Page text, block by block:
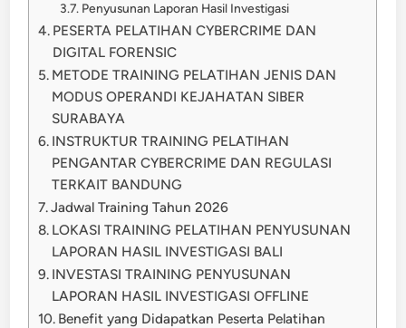
Penyusunan Laporan Hasil Investigasi
PESERTA PELATIHAN CYBERCRIME DAN
DIGITAL FORENSIC
METODE TRAINING PELATIHAN JENIS DAN
MODUS OPERANDI KEJAHATAN SIBER
SURABAYA
INSTRUKTUR TRAINING PELATIHAN
PENGANTAR CYBERCRIME DAN REGULASI
TERKAIT BANDUNG
Jadwal Training Tahun 2026
LOKASI TRAINING PELATIHAN PENYUSUNAN
LAPORAN HASIL INVESTIGASI BALI
INVESTASI TRAINING PENYUSUNAN
LAPORAN HASIL INVESTIGASI OFFLINE
Benefit yang Didapatkan Peserta Pelatihan